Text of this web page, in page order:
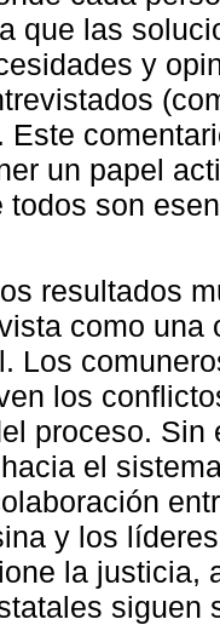
que las
y
Este
un papel
todos son
resultados
como una
Los
los
proceso. Sin
el
y los
la justicia,
siguen